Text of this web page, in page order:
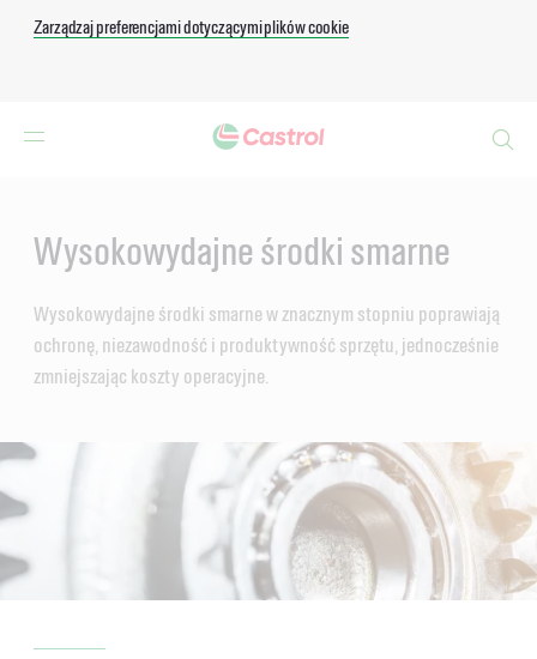
Zarządzaj preferencjami dotyczącymi plików cookie
Wysokowydajne środki smarne
Wysokowydajne środki smarne w znacznym stopniu poprawiają
ochronę, niezawodność i produktywność sprzętu, jednocześnie
zmniejszając koszty operacyjne.